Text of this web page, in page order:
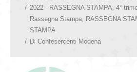
2022 - RASSEGNA STAMPA, 4°
Rassegna Stampa, RASSEGNA
STAMPA
Di Confesercenti Modena